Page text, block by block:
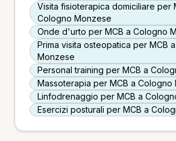
Visita fisioterapica domiciliare per
Cologno Monzese
Onde d'urto per MCB a Cologno
Prima visita osteopatica per MCB
Monzese
Personal training per MCB a
Massoterapia per MCB a Cologno
Linfodrenaggio per MCB a
Esercizi posturali per MCB a